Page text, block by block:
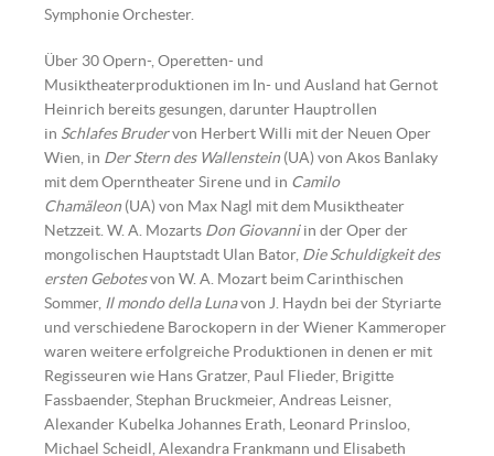
Symphonie Orchester.
Über 30 Opern-, Operetten- und
Musiktheaterproduktionen im In- und Ausland hat Gernot
Heinrich bereits gesungen, darunter Hauptrollen
in Schlafes Brudervon Herbert Willi mit der Neuen Oper
Wien, in Der Stern des Wallenstein (UA) von Akos Banlaky
mit dem Operntheater Sirene und in Camilo
Chamäleon (UA) von Max Nagl mit dem Musiktheater
Netzzeit. W. A. Mozarts Don Giovanniin der Oper der
mongolischen Hauptstadt Ulan Bator, Die Schuldigkeit des
ersten Gebotesvon W. A. Mozart beim Carinthischen
Sommer, Il mondo della Lunavon J. Haydn bei der Styriarte
und verschiedene Barockopern in der Wiener Kammeroper
waren weitere erfolgreiche Produktionen in denen er mit
Regisseuren wie Hans Gratzer, Paul Flieder, Brigitte
Fassbaender, Stephan Bruckmeier, Andreas Leisner,
Alexander Kubelka Johannes Erath, Leonard Prinsloo,
Michael Scheidl, Alexandra Frankmann und Elisabeth